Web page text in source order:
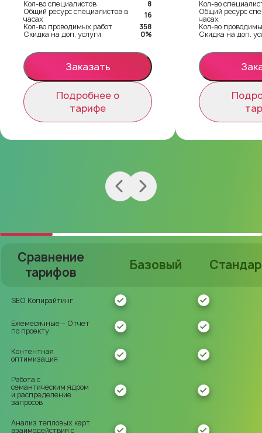
Кол-во специалистов
8
Общий ресурс специалистов в
часах
16
Кол-во проводимых работ
358
Скидка на доп. услуги 0%
Заказать
Подробнее о
тарифе
Кол-во
Общий ресурс
часах
Кол-во
Скидка на доп.
Сравнение
тарифов
Базовый
SEO Копирайтинг
Ежемесячные – Отчет
по проекту
Контентная
оптимизация
Работа с
семантическим ядром
и распределение
запросов
Анализ тепловых карт
взаимодействия с